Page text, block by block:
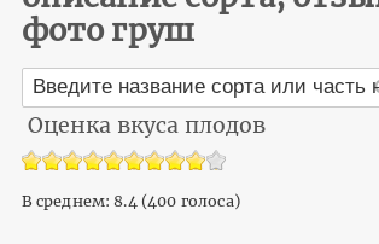
фото груш
Оценка вкуса плодов
В среднем:8.4 (400 голоса)